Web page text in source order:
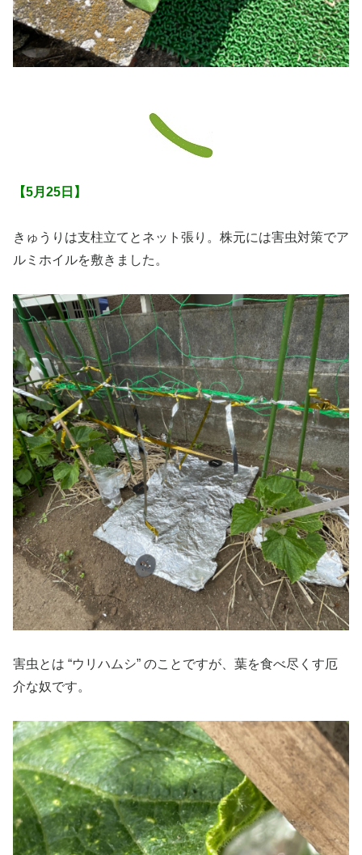
【5月25日】
きゅうりは支柱立てとネット張り。株元には害虫対策でア
ルミホイルを敷きました。
害虫とは “ウリハムシ” のことですが、葉を食べ尽くす厄
介な奴です。